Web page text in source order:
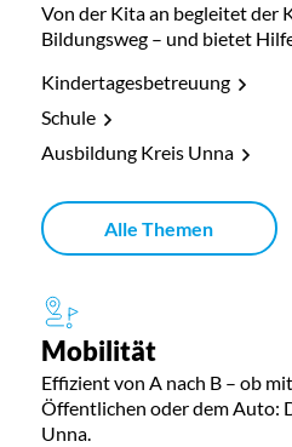
Von der Kita an begleitet der
Bildungsweg – und bietet
Kindertagesbetreuung
Schule
Ausbildung Kreis Unna
Alle Themen
Mobilität
Effizient von A nach B – ob
Öffentlichen oder dem Auto:
Unna.